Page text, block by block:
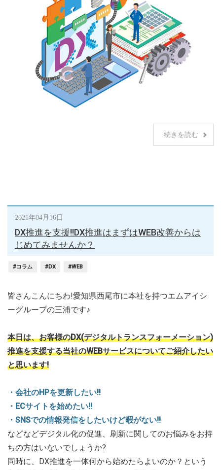
続きを読む
2021年04月16日
DX推進を支援!!DX推進はまずはWEB改善からは
じめてみませんか？
#コラム #DX #WEB
皆さんこんにちわ!愛知県西尾市に本社を持つエムアイシ
ーグループの三浦です♪
本日は、お客様のDX(デジタルトランスフォーメーション)
推進を支援する当社のWEBサービスについてご紹介したい
と思います!
・会社のHPを更新したい!!
・ECサイトを始めたい!!
・SNSでの情報発信をしたいけど暇がない!!
などなどデジタル化の促進、刷新に関してのお悩みをお持
ちの方はいないでしょうか?
同時に、DX推進を一体何から始めたらよいのか？という